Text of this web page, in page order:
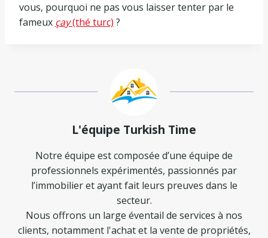
vous, pourquoi ne pas vous laisser tenter par le
fameux çay(thé turc) ?
L'équipe Turkish Time
Notre équipe est composée d’une équipe de
professionnels expérimentés, passionnés par
l’immobilier et ayant fait leurs preuves dans le
secteur.
Nous offrons un large éventail de services à nos
clients, notamment l'achat et la vente de propriétés,